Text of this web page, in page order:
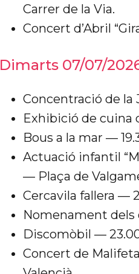
Carrer de la Via.
Concert d’Abril
Dimarts 07/07/
Concentració de la
Exhibició de cuina
Bous a la mar —
Actuació infantil
— Plaça de
Cercavila fallera —
Nomenament dels
Discomòbil —
Concert de